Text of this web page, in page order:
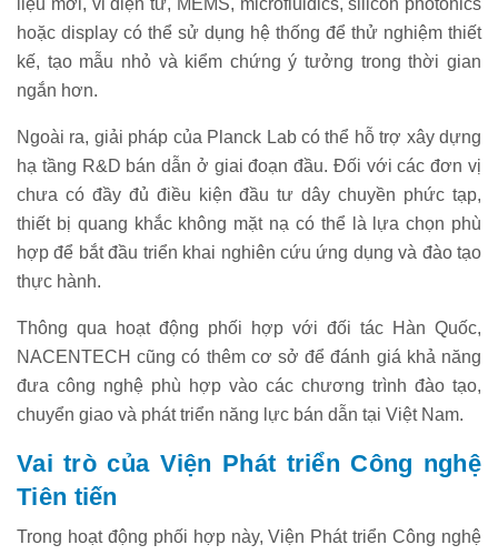
liệu mới, vi điện tử, MEMS, microfluidics, silicon photonics
hoặc display có thể sử dụng hệ thống để thử nghiệm thiết
kế, tạo mẫu nhỏ và kiểm chứng ý tưởng trong thời gian
ngắn hơn.
Ngoài ra, giải pháp của Planck Lab có thể hỗ trợ xây dựng
hạ tầng R&D bán dẫn ở giai đoạn đầu. Đối với các đơn vị
chưa có đầy đủ điều kiện đầu tư dây chuyền phức tạp,
thiết bị quang khắc không mặt nạ có thể là lựa chọn phù
hợp để bắt đầu triển khai nghiên cứu ứng dụng và đào tạo
thực hành.
Thông qua hoạt động phối hợp với đối tác Hàn Quốc,
NACENTECH cũng có thêm cơ sở để đánh giá khả năng
đưa công nghệ phù hợp vào các chương trình đào tạo,
chuyển giao và phát triển năng lực bán dẫn tại Việt Nam.
Vai trò của Viện Phát triển Công nghệ
Tiên tiến
Trong hoạt động phối hợp này, Viện Phát triển Công nghệ